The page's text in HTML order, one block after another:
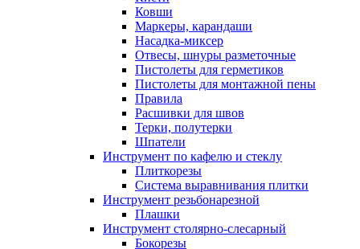
Ковши
Маркеры, карандаши
Насадка-миксер
Отвесы, шнуры разметочные
Пистолеты для герметиков
Пистолеты для монтажной пены
Правила
Расшивки для швов
Терки, полутерки
Шпатели
Инструмент по кафелю и стеклу
Плиткорезы
Система выравнивания плитки
Инструмент резьбонарезной
Плашки
Инструмент столярно-слесарный
Бокорезы